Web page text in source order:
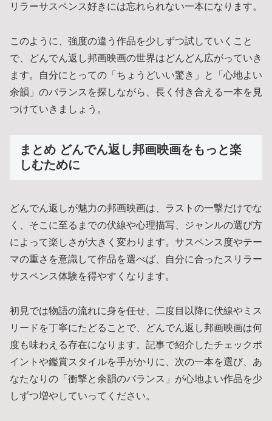
リラーサスペンス好きには忘れられない一本になります。
このように、強度の違う作品を少しずつ試していくこと
で、どんでん返し邦画映画の世界はどんどん広がっていき
ます。自分にとっての「ちょうどいい驚き」と「心地よい
余韻」のバランスを探しながら、長く付き合える一本を見
つけていきましょう。
まとめ どんでん返し邦画映画をもっと楽
しむために
どんでん返しが魅力の邦画映画は、ラストの一撃だけでな
く、そこに至るまでの伏線や心理描写、ジャンルの選び方
によって楽しさが大きく変わります。サスペンス度やテー
マの重さを意識して作品を選べば、自分に合ったスリラー
サスペンス体験を得やすくなります。
初見では物語の流れに身を任せ、二度目以降に伏線やミス
リードを丁寧にたどることで、どんでん返し邦画映画は何
度も味わえる存在になります。記事で紹介したチェックポ
イントや鑑賞スタイルを手がかりに、次の一本を選び、あ
なたなりの「衝撃と余韻のバランス」が心地よい作品を少
しずつ増やしていってください。